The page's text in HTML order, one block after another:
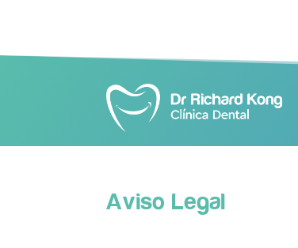
Aviso Legal